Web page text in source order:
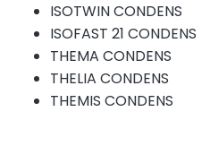
ISOTWIN CONDENS
ISOFAST 21 CONDENS
THEMA CONDENS
THELIA CONDENS
THEMIS CONDENS